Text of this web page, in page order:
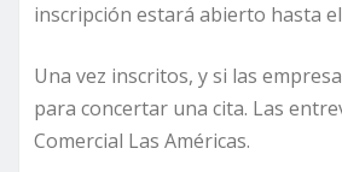
inscripción estará abierto hasta
Una vez inscritos, y si las
para concertar una cita. Las
Comercial Las Américas.